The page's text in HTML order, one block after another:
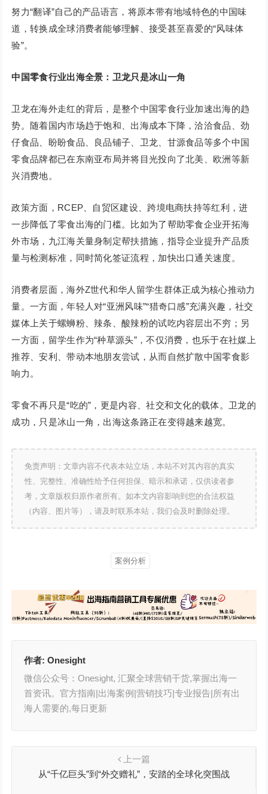
努力“翻译”自己的产品语言，将原本带有地域特色的中国味
道，转换成全球消费者能够理解、接受甚至喜爱的“风味体
验”。
中国零食行业出海全景：卫龙只是冰山一角
卫龙在海外走红的背后，是整个中国零食行业加速出海的趋
势。随着国内市场趋于饱和、出海成本下降，洽洽食品、劲
仔食品、盼盼食品、良品铺子、卫龙、甘源食品等多个中国
零食品牌都已在东南亚布局并将目光投向了北美、欧洲等新
兴消费地。
政策方面，RCEP、自贸区建设、跨境电商扶持等红利，进
一步降低了零食出海的门槛。比如为了帮助零食企业开拓海
外市场，九江海关量身制定帮扶措施，指导企业提升产品质
量与检测标准，同时简化签证流程，加快出口通关速度。
消费者层面，海外Z世代和华人留学生群体正成为核心推动力
量。一方面，年轻人对“亚洲风味”“猎奇口感”充满兴趣，社交
媒体上关于螺蛳粉、辣条、酸辣粉的试吃内容层出不穷；另
一方面，留学生作为“种草源头”，不仅消费，也乐于在社媒上
推荐、安利、带动本地朋友尝试，从而自然扩散中国零食影
响力。
零食不再只是“吃的”，更是内容、社交和文化的载体。卫龙的
成功，只是冰山一角，出海这条路正在变得越来越宽。
免责声明：文章内容不代表本站立场，本站不对其内容的真实
性、完整性、准确性给予任何担保、暗示和承诺，仅供读者参
考，文章版权归原作者所有。如本文内容影响到您的合法权益
（内容、图片等），请及时联系本站，我们会及时删除处理。
案例分析
作者:Onesight
微信公众号：Onesight, 汇聚全球营销干货,掌握出海一
首资讯。官方指南|出海案例|营销技巧|专业报告|所有出
海人需要的,每日更新
上一篇
从“千亿巨头”到“外交赠礼”，安踏的全球化突围战